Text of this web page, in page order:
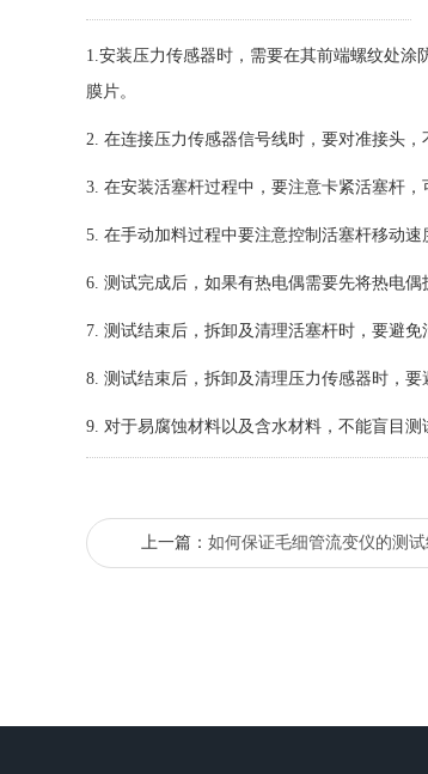
1.安装压力传感器时，需要在其前端螺纹处
膜片。
2. 在连接压力传感器信号线时，要对准接头
3. 在安装活塞杆过程中，要注意卡紧活塞杆
5. 在手动加料过程中要注意控制活塞杆移动
6. 测试完成后，如果有热电偶需要先将热电
7. 测试结束后，拆卸及清理活塞杆时，要避免
8. 测试结束后，拆卸及清理压力传感器时，
9. 对于易腐蚀材料以及含水材料，不能盲目测
上一篇： 如何保证毛细管流变仪的测